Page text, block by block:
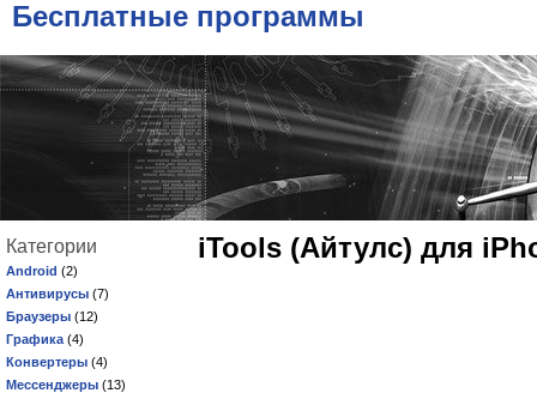
Бесплатные программы
Категории
Android (2)
Антивирусы (7)
Браузеры (12)
Графика (4)
Конвертеры (4)
Мессенджеры (13)
iTools (Айтулс) для